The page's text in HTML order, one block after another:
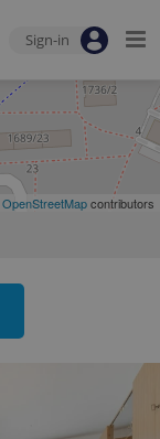
Sign-in
OpenStreetMapcontributors